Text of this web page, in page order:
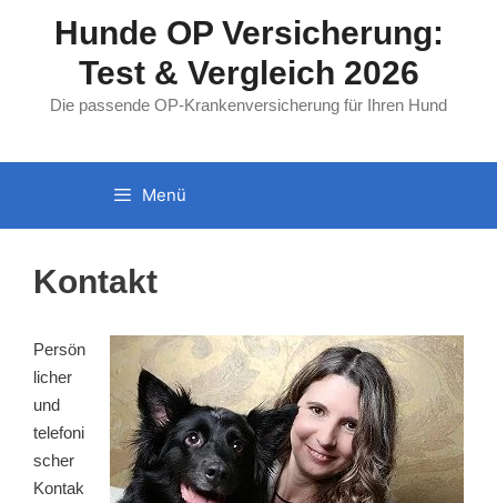
Hunde OP Versicherung:
Test & Vergleich 2026
Die passende OP-Krankenversicherung für Ihren Hund
Menü
Kontakt
Persön
licher
und
telefoni
scher
Kontak